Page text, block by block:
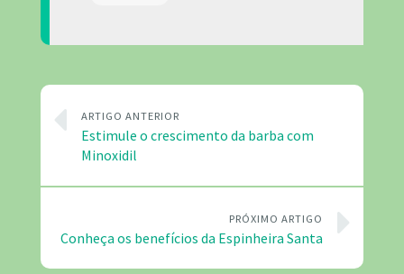
ARTIGO ANTERIOR
Estimule o crescimento da barba com
Minoxidil
PRÓXIMO ARTIGO
Conheça os benefícios da Espinheira Santa